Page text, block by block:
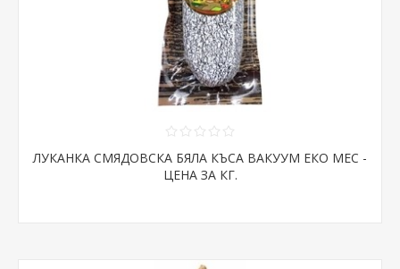
ЛУКАНКА СМЯДОВСКА БЯЛА КЪСА ВАКУУМ ЕКО МЕС -
ЦЕНА ЗА КГ.